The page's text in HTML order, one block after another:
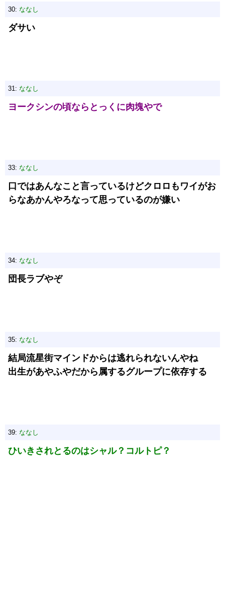
30: ななし
ダサい
31: ななし
ヨークシンの頃ならとっくに肉塊やで
33: ななし
口ではあんなこと言っているけどクロロもワイがお
らなあかんやろなって思っているのが嫌い
34: ななし
団長ラブやぞ
35: ななし
結局流星街マインドからは逃れられないんやね
出生があやふやだから属するグループに依存する
39: ななし
ひいきされとるのはシャル？コルトピ？